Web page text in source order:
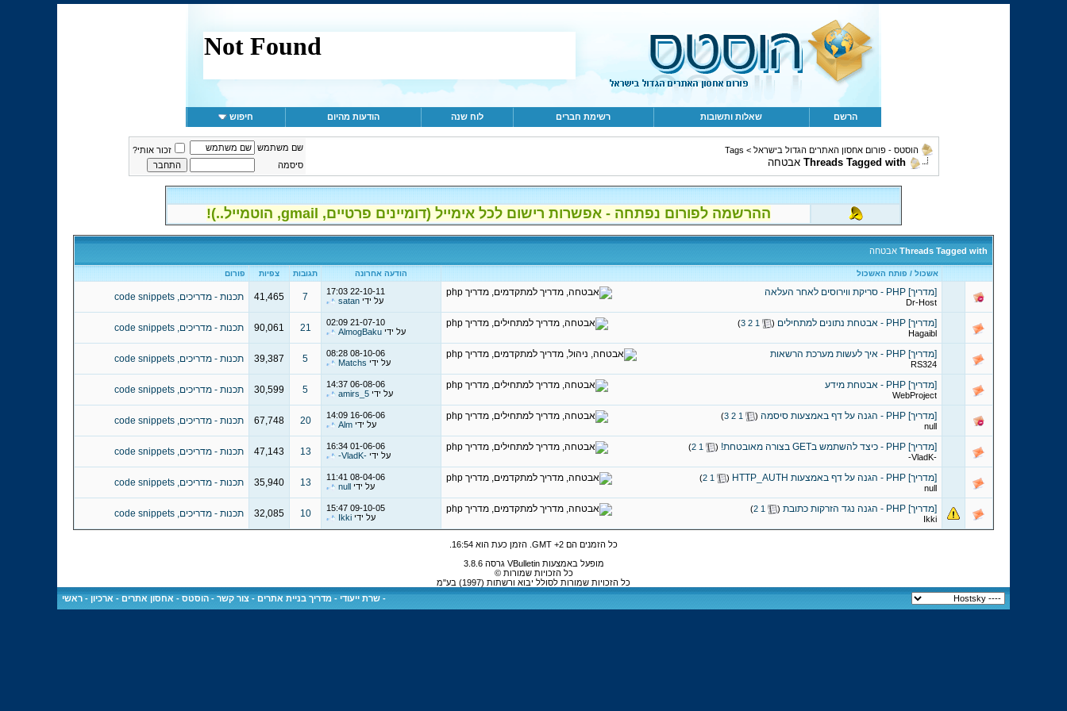
הרשם שאלות ותשובות רשימת חברים לוח שנה הודעות מהיום חיפוש
הוסטס - פורום אחסון האתרים הגדול בישראל >
Tags
Threads Tagged with אבטחה
שם משתמש
זכור אותי?
סיסמה
ההרשמה לפורום נפתחה - אפשרות רישום לכל אימייל (דומיינים פרטיים, gmail, הוטמייל..)!
Threads Tagged with אבטחה
אשכול / פותח האשכול הודעה אחרונה תגובות צפיות פורום
[מדריך] PHP - סריקת ווירוסים לאחר העלאה
Dr-Host
22-10-11
17:03
על ידי satan
7
41,465 תכנות - מדריכים, code snippets
[מדריך] PHP - אבטחת נתונים למתחילים (
1
2
3
)
Hagaibl
21-07-10
02:09
על ידי AlmogBaku
21
90,061 תכנות - מדריכים, code snippets
[מדריך] PHP - איך לעשות מערכת הרשאות
RS324
08-10-06
08:28
על ידי Matchs
5
39,387 תכנות - מדריכים, code snippets
[מדריך] PHP - אבטחת מידע
WebProject
06-08-06
14:37
על ידי amirs_5
5
30,599 תכנות - מדריכים, code snippets
[מדריך] PHP - הגנה על דף באמצעות סיסמה (
1
2
3
)
null
16-06-06
14:09
על ידי Alm
20
67,748 תכנות - מדריכים, code snippets
[מדריך] PHP - כיצד להשתמש בGET בצורה מאובטחת! (
1
2
)
-VladK-
01-06-06
16:34
על ידי -VladK-
13
47,143 תכנות - מדריכים, code snippets
[מדריך] PHP - הגנה על דף באמצעות HTTP_AUTH (
1
2
)
null
08-04-06
11:41
על ידי null
13
35,940 תכנות - מדריכים, code snippets
[מדריך] PHP - הגנה נגד הזרקות כתובת (
1
2
)
Ikki
09-10-05
15:47
על ידי Ikki
10
32,085 תכנות - מדריכים, code snippets
כל הזמנים הם GMT +2. הזמן כעת הוא 16:54
מופעל באמצעות VBulletin גרסה 3.8.6
כל הזכויות שמורות ©
כל הזכויות שמורות לסולל יבוא ורשתות (1997) בע"מ
- שרת ייעודי - מדריך בניית אתרים - צור קשר - הוסטס - אחסון אתרים - ארכיון - ראשי